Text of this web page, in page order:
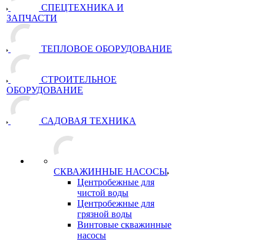
СПЕЦТЕХНИКА И
ЗАПЧАСТИ
ТЕПЛОВОЕ ОБОРУДОВАНИЕ
СТРОИТЕЛЬНОЕ
ОБОРУДОВАНИЕ
САДОВАЯ ТЕХНИКА
СКВАЖИННЫЕ НАСОСЫ
Центробежные для
чистой воды
Центробежные для
грязной воды
Винтовые скважинные
насосы